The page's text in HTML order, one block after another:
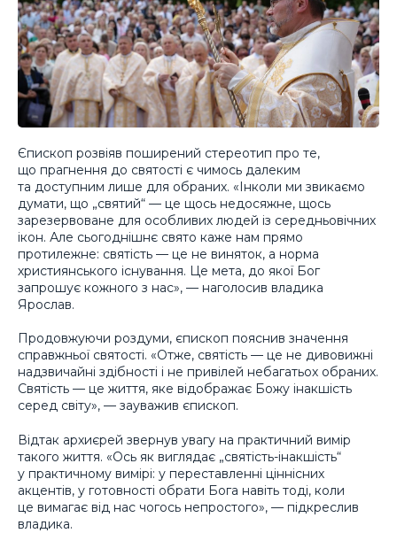
Єпископ розвіяв поширений стереотип про те,
що прагнення до святості є чимось далеким
та доступним лише для обраних. «Інколи ми звикаємо
думати, що „святий“ — це щось недосяжне, щось
зарезервоване для особливих людей із середньовічних
ікон. Але сьогоднішнє свято каже нам прямо
протилежне: святість — це не виняток, а норма
християнського існування. Це мета, до якої Бог
запрошує кожного з нас», — наголосив владика
Ярослав.
Продовжуючи роздуми, єпископ пояснив значення
справжньої святості. «Отже, святість — це не дивовижні
надзвичайні здібності і не привілей небагатьох обраних.
Святість — це життя, яке відображає Божу інакшість
серед світу», — зауважив єпископ.
Відтак архиєрей звернув увагу на практичний вимір
такого життя. «Ось як виглядає „святість-інакшість“
у практичному вимірі: у переставленні ціннісних
акцентів, у готовності обрати Бога навіть тоді, коли
це вимагає від нас чогось непростого», — підкреслив
владика.